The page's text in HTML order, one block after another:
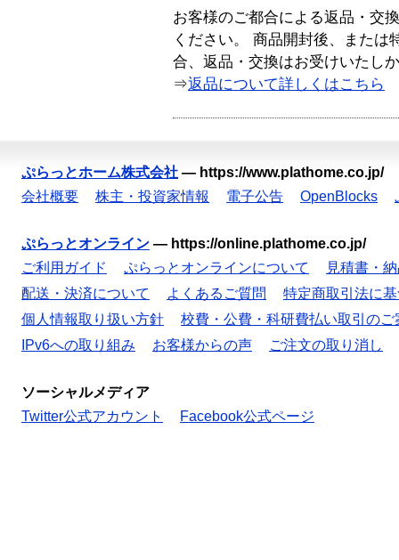
お客様のご都合による返品・交
ください。 商品開封後、または
合、返品・交換はお受けいたし
⇒返品について詳しくはこちら
ぷらっとホーム株式会社 — https://www.plathome.co.jp/
会社概要
株主・投資家情報 電子公告 OpenBlocks
ぷらっとオンライン — https://online.plathome.co.jp/
ご利用ガイド
ぷらっとオンラインについて
見積書・
配送・決済について
よくあるご質問
特定商取引法に
個人情報取り扱い方針
校費・公費・科研費払い取引のご
IPv6への取り組み
お客様からの声 ご注文の取り消し
ソーシャルメディア
Twitter公式アカウント
Facebook公式ページ